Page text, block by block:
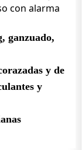
con alarma
ganzuado,
y de
y